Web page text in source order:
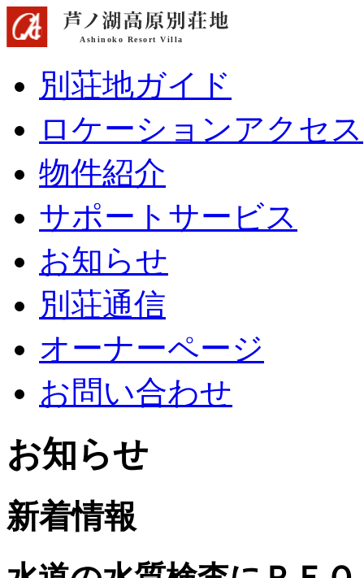
別荘地ガイド
ロケーションアクセス
物件紹介
サポートサービス
お知らせ
別荘通信
オーナーページ
お問い合わせ
お知らせ
新着情報